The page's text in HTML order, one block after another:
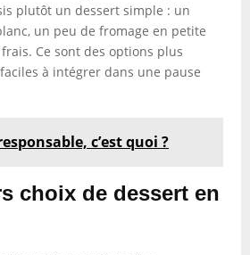
plutôt un dessert simple : un
un peu de fromage en petite
Ce sont des options plus
à intégrer dans une pause
c’est quoi ?
choix de dessert en